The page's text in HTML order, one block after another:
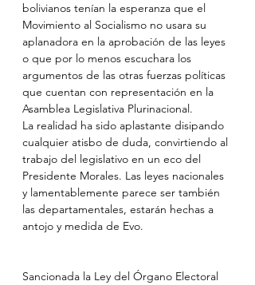
bolivianos tenían la esperanza que el
Movimiento al Socialismo no usara su
aplanadora en la aprobación de las leyes
o que por lo menos escuchara los
argumentos de las otras fuerzas políticas
que cuentan con representación en la
Asamblea Legislativa Plurinacional.
La realidad ha sido aplastante disipando
cualquier atisbo de duda, convirtiendo al
trabajo del legislativo en un eco del
Presidente Morales. Las leyes nacionales
y lamentablemente parece ser también
las departamentales, estarán hechas a
antojo y medida de Evo.
Sancionada la Ley del Órgano Electoral